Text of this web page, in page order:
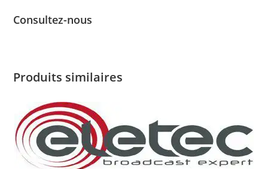
Consultez-nous
Produits similaires